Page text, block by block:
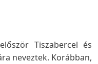
Tiszabercel és
neveztek. Korábban,